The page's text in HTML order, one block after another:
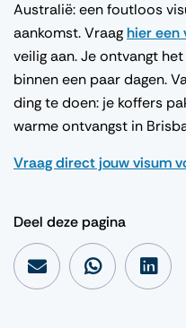
Australië: een foutloos
aankomst. Vraaghier een
veilig aan. Je ontvangt
binnen een paar dagen.
ding te doen: je koffers
warme ontvangst in
Vraag direct jouw visum
Deel deze pagina